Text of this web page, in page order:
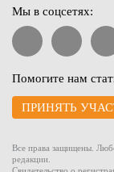
Мы в соцсетях:
Помогите нам
ПРИНЯТЬ
Все права защищены.
редакции.